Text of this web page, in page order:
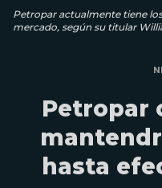
Petropar actualmente tiene
mercado, según su titular
Petropar
hasta